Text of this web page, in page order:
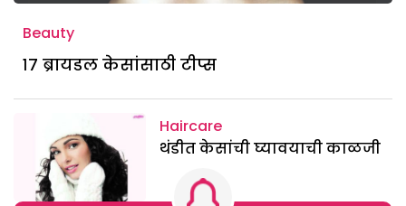
Beauty
१७ ब्रायडल केसांसाठी टीप्स
Haircare
थंडीत केसांची घ्यावयाची काळजी